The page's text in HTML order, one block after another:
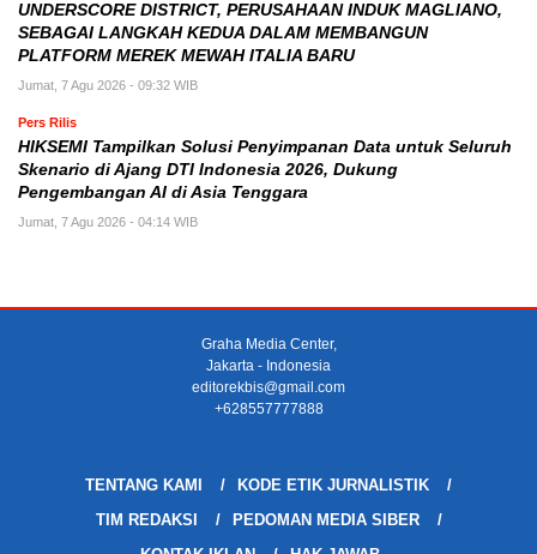
UNDERSCORE DISTRICT, PERUSAHAAN INDUK MAGLIANO,
SEBAGAI LANGKAH KEDUA DALAM MEMBANGUN
PLATFORM MEREK MEWAH ITALIA BARU
Jumat, 7 Agu 2026 - 09:32 WIB
Pers Rilis
HIKSEMI Tampilkan Solusi Penyimpanan Data untuk Seluruh
Skenario di Ajang DTI Indonesia 2026, Dukung
Pengembangan AI di Asia Tenggara
Jumat, 7 Agu 2026 - 04:14 WIB
Graha Media Center,
Jakarta - Indonesia
editorekbis@gmail.com
+628557777888
TENTANG KAMI
KODE ETIK JURNALISTIK
TIM REDAKSI
PEDOMAN MEDIA SIBER